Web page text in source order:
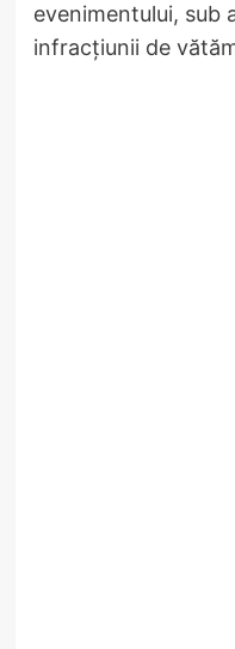
evenimentului, sub
infracțiunii de